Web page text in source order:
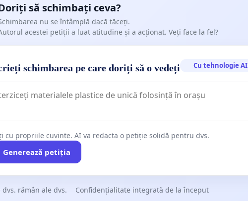
să schimbați ceva?
nu se întâmplă dacă tăceți.
acestei petiții a luat atitudine și a acționat. Veți face la fel?
schimbarea pe care doriți să o vedeți Cu tehnologie AI
cu propriile cuvinte. AI va redacta o petiție solidă pentru dvs.
Generează petiția
dvs. rămân ale dvs. Confidențialitate integrată de la început